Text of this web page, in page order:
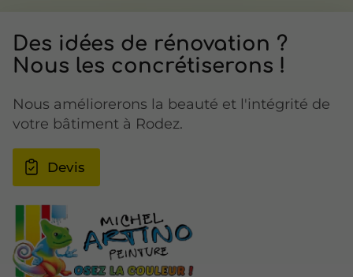
Des idées de rénovation ?
Nous les concrétiserons !
Nous améliorerons la beauté et l'intégrité de
votre bâtiment à Rodez.
Devis